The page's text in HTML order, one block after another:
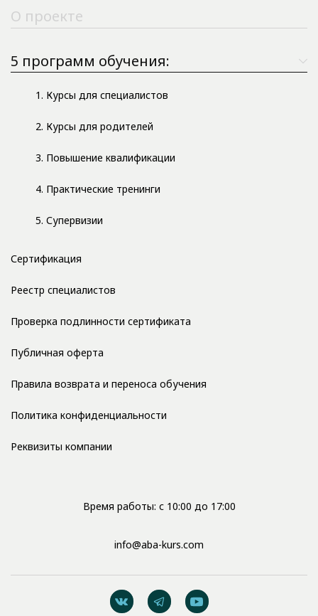
О проекте
5 программ обучения:
1. Курсы для специалистов
2. Курсы для родителей
3. Повышение квалификации
4. Практические тренинги
5. Супервизии
Сертификация
Реестр специалистов
Проверка подлинности сертификата
Публичная оферта
Правила возврата и переноса обучения
Политика конфиденциальности
Реквизиты компании
Время работы: с 10:00 до 17:00
info@aba-kurs.com